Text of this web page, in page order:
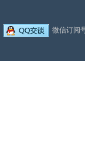
微信订阅